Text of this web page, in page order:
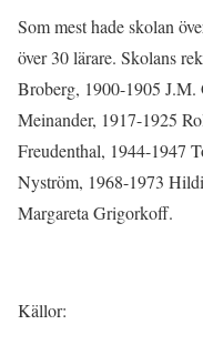
Som mest hade skolan
över 30 lärare. Skolans
Broberg, 1900-1905
Meinander, 1917-1925
Freudenthal, 1944-1947
Nyström, 1968-1973
Margareta Grigorkoff.
Källor: